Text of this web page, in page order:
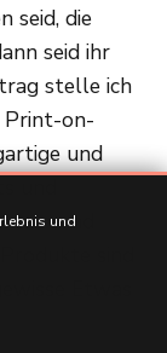
seid, die
seid ihr
stelle ich
Print-on-
und
und
und
sind
Etwas
und